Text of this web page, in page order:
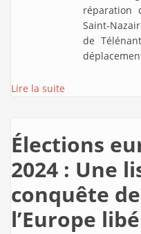
réparation
Saint-
de
Lire la suite
Élections
2024 : Une
conquête
l’Europe